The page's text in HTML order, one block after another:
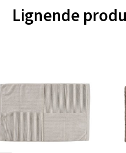
Lignende
3, 7340 Oppdal
Senter Orkanger
Orkdalsveien 113, 7300